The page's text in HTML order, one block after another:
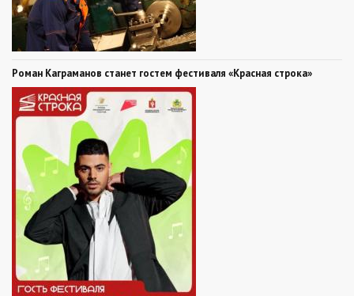
Роман Каграманов станет гостем фестиваля «Красная строка»